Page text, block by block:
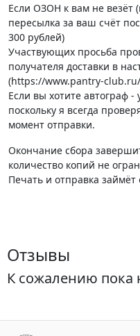
Если ОЗОН к вам не везёт
пересылка за ваш счёт
300 рублей)
Участвующих просьба
получателя доставки в
(https://www.pantry-
Если вы хотите автограф -
поскольку я всегда
момент отправки.
Окончание сбора
количество копий не
Печать и отправка займёт
Отзывы
К сожалению пока